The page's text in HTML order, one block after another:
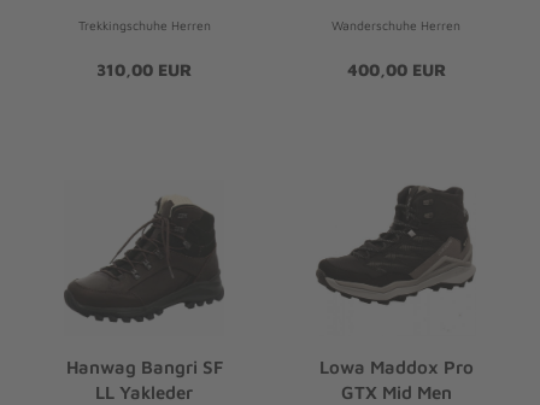
Trekkingschuhe Herren
310,00 EUR
Wanderschuhe Herren
400,00 EUR
Hanwag Bangri SF
LL Yakleder
Lowa Maddox Pro
GTX Mid Men